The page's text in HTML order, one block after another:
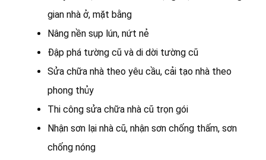
gian nhà ở, mặt bằng
Nâng nền sụp lún, nứt nẻ
Đập phá tường cũ và di dời tường cũ
Sửa chữa nhà theo yêu cầu, cải tạo nhà theo
phong thủy
Thi công sửa chữa nhà cũ trọn gói
Nhận sơn lại nhà cũ, nhận sơn chống thấm, sơn
chống nóng